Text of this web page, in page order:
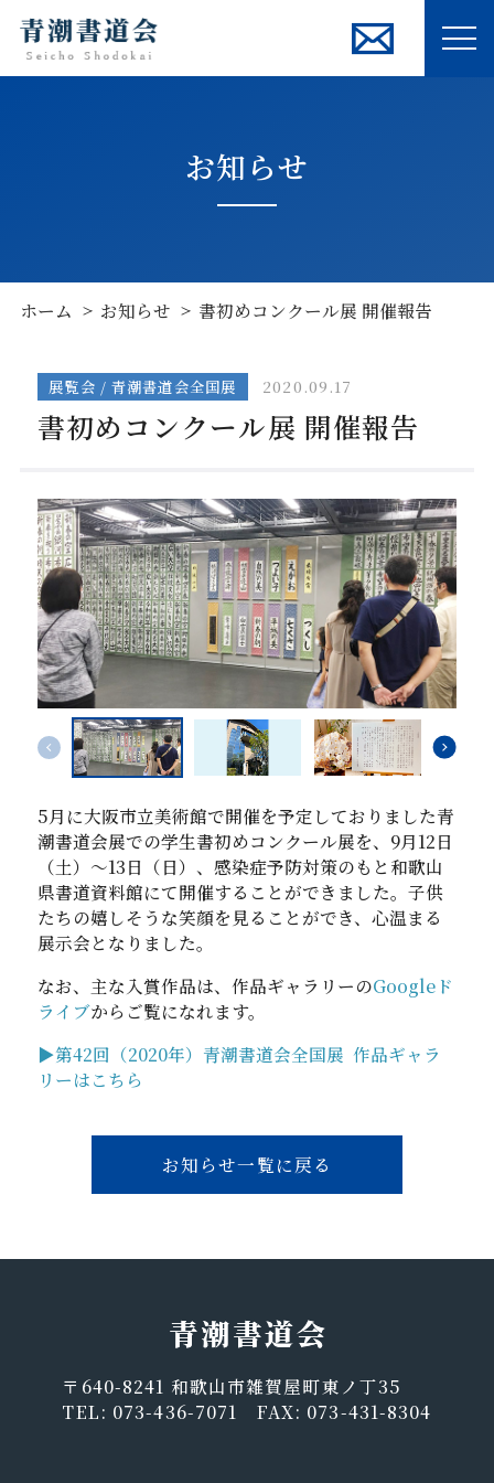
お知らせ
ホーム お知らせ 書初めコンクール展 開催報告
展覧会 / 青潮書道会全国展 2020.09.17
書初めコンクール展 開催報告
5月に大阪市立美術館で開催を予定しておりました青
潮書道会展での学生書初めコンクール展を、 9月12日
（土）～13日（日）、感染症予防対策のもと和歌山
県書道資料館にて開催することができました。子供
たちの嬉しそうな笑顔を見ることができ、心温まる
展示会となりました。
なお、主な入賞作品は、作品ギャラリーのGoogleド
ライブからご覧になれます。
▶第42回（2020年）青潮書道会全国展 作品ギャラ
リーはこちら
お知らせ一覧に戻る
〒640-8241 和歌山市雑賀屋町東ノ丁35
TEL: 073-436-7071 FAX: 073-431-8304